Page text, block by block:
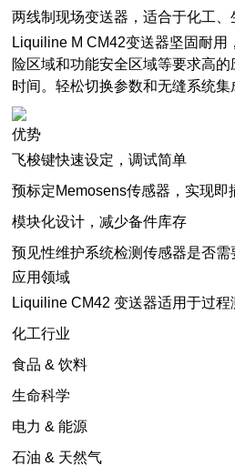
两线制现场变送器，适合于化工
Liquiline M CM42变送器坚固耐
险区域和功能安全区域等要求高
时间。轻松切换参数和无缝系统集
优势
飞梭键快速设定，调试简单
预标定Memosens传感器，实现即
模块化设计，减少备件库存
预见性维护系统检测传感器是否
应用领域
Liquiline CM42 变送器适用于过
化工行业
食品 & 饮料
生命科学
电力 & 能源
石油 & 天然气